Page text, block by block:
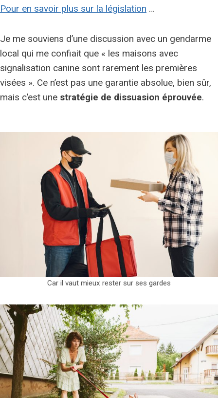
Pour en savoir plus sur la législation …
Je me souviens d’une discussion avec un gendarme
local qui me confiait que « les maisons avec
signalisation canine sont rarement les premières
visées ». Ce n’est pas une garantie absolue, bien sûr,
mais c’est une stratégie de dissuasion éprouvée.
Car il vaut mieux rester sur ses gardes